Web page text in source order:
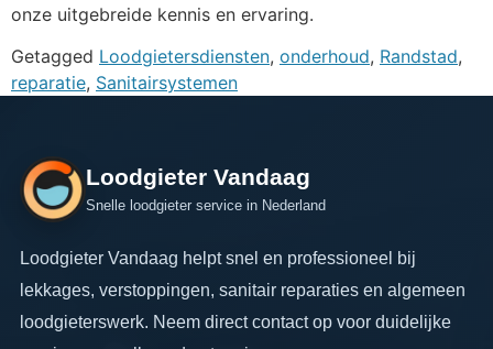
onze uitgebreide kennis en ervaring.
Getagged Loodgietersdiensten, onderhoud, Randstad,
reparatie, Sanitairsystemen
Loodgieter Vandaag
Snelle loodgieter service in Nederland
Loodgieter Vandaag helpt snel en professioneel bij
lekkages, verstoppingen, sanitair reparaties en algemeen
loodgieterswerk. Neem direct contact op voor duidelijke